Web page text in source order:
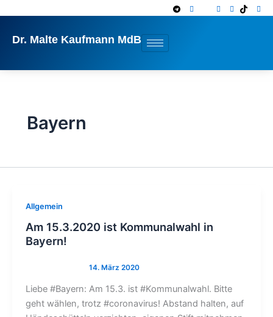
springen
Dr. Malte Kaufmann MdB
Bayern
Allgemein
Am 15.3.2020 ist Kommunalwahl in
Bayern!
Liebe #Bayern: Am 15.3. ist #Kommunalwahl. Bitte
geht wählen, trotz #coronavirus! Abstand halten, auf